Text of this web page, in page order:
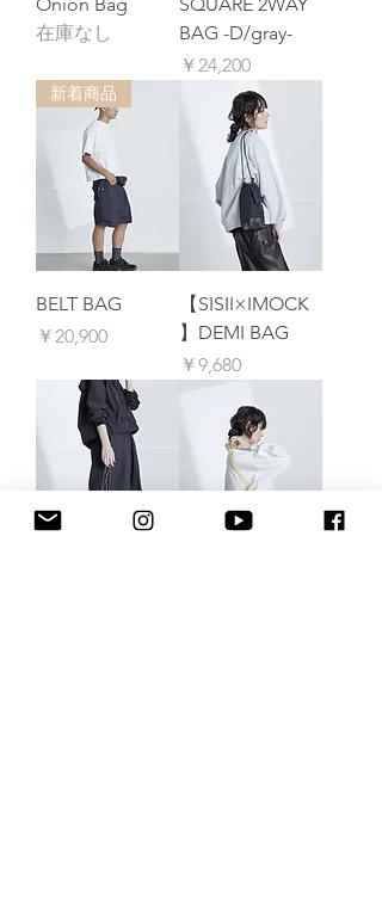
在庫なし
BAG -D/gray-
価格
￥24,200
新着商品
BELT BAG
価格
￥20,900
【SISII×IMOCK
】DEMI BAG
価格
￥9,680